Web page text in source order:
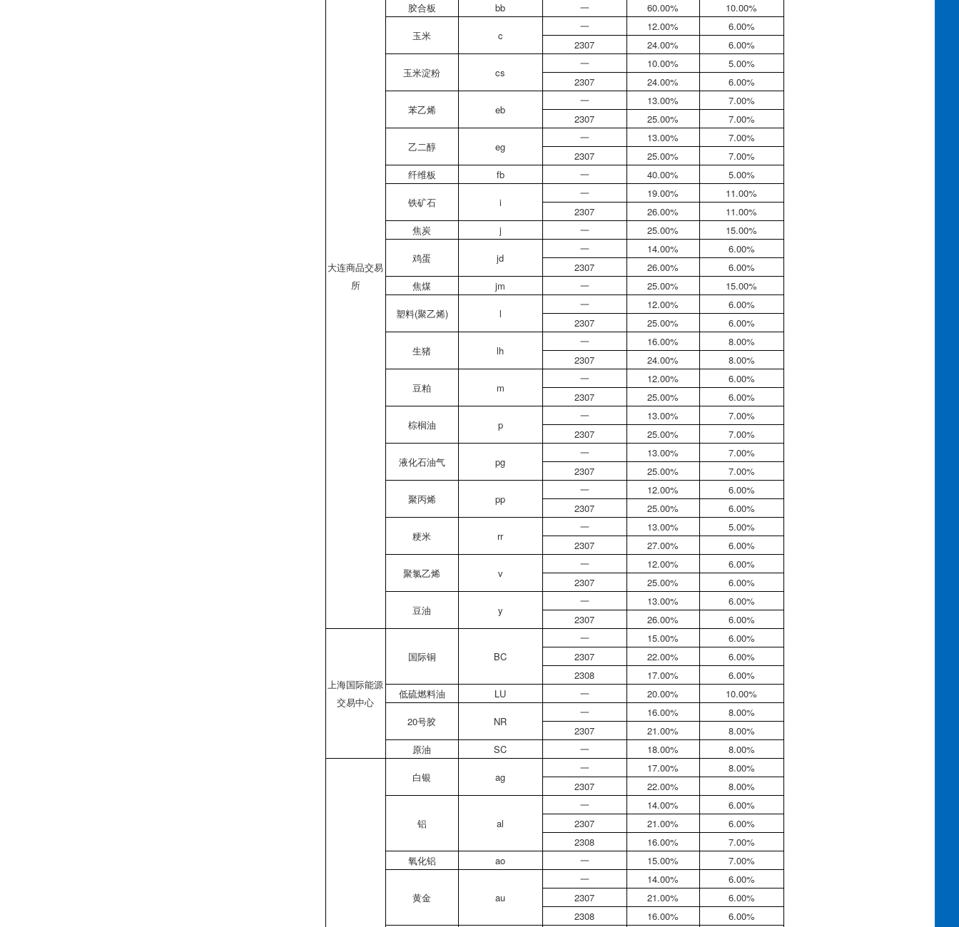
大连商品交易
所
胶合板
bb 一 60.00% 10.00%
玉米 c
一 12.00%
6.00%
2307
24.00% 6.00%
玉米淀粉 cs
一 10.00%
5.00%
2307
24.00% 6.00%
苯乙烯 eb
一 13.00%
7.00%
2307
25.00% 7.00%
乙二醇 eg
一 13.00%
7.00%
2307
25.00%
7.00%
纤维板
fb 一 40.00% 5.00%
铁矿石 i
一 19.00%
11.00%
2307
26.00%
11.00%
焦炭
j 一 25.00% 15.00%
鸡蛋 jd
一 14.00%
6.00%
2307
26.00%
6.00%
焦煤
jm 一 25.00% 15.00%
塑料(聚乙烯) l
一 12.00%
6.00%
2307
25.00% 6.00%
生猪 lh
一 16.00%
8.00%
2307
24.00% 8.00%
豆粕 m
一 12.00%
6.00%
2307
25.00% 6.00%
棕榈油 p
一 13.00%
7.00%
2307
25.00% 7.00%
液化石油气 pg
一 13.00%
7.00%
2307
25.00% 7.00%
聚丙烯 pp
一 12.00%
6.00%
2307
25.00% 6.00%
粳米 rr
一 13.00%
5.00%
2307
27.00% 6.00%
聚氯乙烯 v
一 12.00%
6.00%
2307
25.00% 6.00%
豆油 y
一 13.00%
6.00%
2307
26.00% 6.00%
上海国际能源
交易中心
国际铜 BC
一 15.00%
6.00%
2307
22.00%
6.00%
2308
17.00%
6.00%
低硫燃料油
LU 一 20.00% 10.00%
20号胶 NR
一 16.00%
8.00%
2307
21.00%
8.00%
原油
SC 一 18.00% 8.00%
白银 ag
一 17.00%
8.00%
2307
22.00% 8.00%
铝 al
一 14.00%
6.00%
2307
21.00%
6.00%
2308
16.00%
7.00%
氧化铝
ao 一 15.00% 7.00%
黄金 au
一 14.00%
6.00%
2307
21.00%
6.00%
2308
16.00% 6.00%